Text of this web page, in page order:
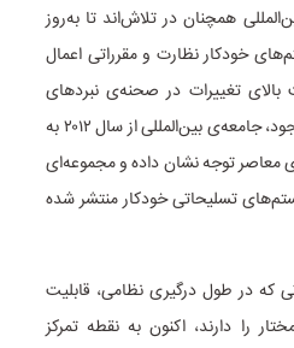
همچنان در تلاش‌اند تا به‌روز
خودکار نظارت و مقرراتی اعمال
بالای تغییرات در صحنه‌ی نبردهای
امروزی همگام نیست. با این وجود، جامعه‌ی بین‌المللی از سال ۲۰۱۲ به
توجه نشان داده و مجموعه‌ای
تسلیحاتی خودکار منتشر شده
که در طول درگیری نظامی، قابلیت
را دارند، اکنون به نقطه تمرکز